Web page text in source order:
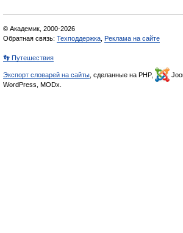
© Академик, 2000-2026
Обратная связь: Техподдержка Реклама на сайте
👣 Путешествия
Экспорт словарей на сайты , сделанные на PHP,
WordPress, MODx.